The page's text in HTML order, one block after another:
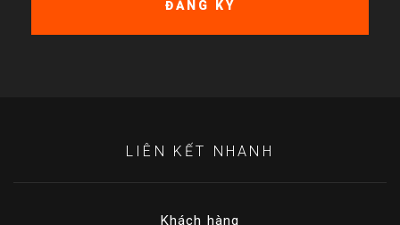
LIÊN KẾT NHANH
Khách hàng